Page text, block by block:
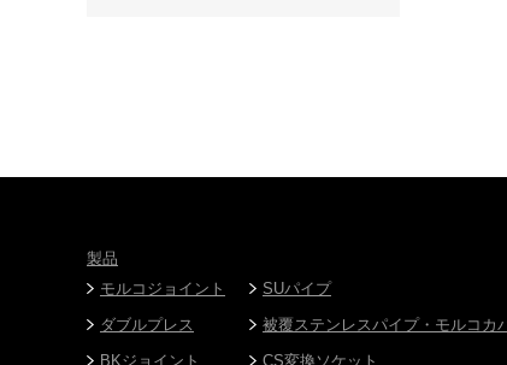
製品
モルコジョイント
ダブルプレス
BKジョイント
SUパイプ
被覆ステンレスパイプ・モルコカ
CS変換ソケット